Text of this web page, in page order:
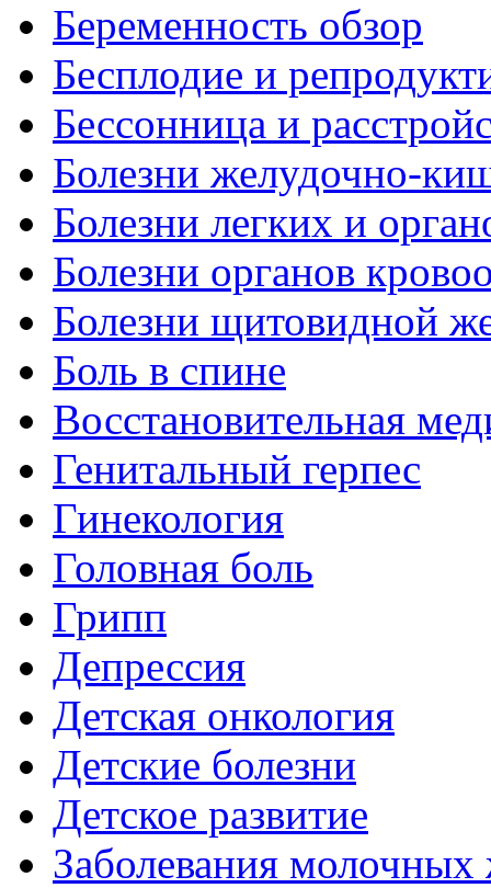
Беременность обзор
Бесплодие и
Бессонница и
Болезни желудочно-
Болезни легких и
Болезни органов
Болезни щитовидной
Боль в спине
Восстановительная
Генитальный герпес
Гинекология
Головная боль
Грипп
Депрессия
Детская онкология
Детские болезни
Детское развитие
Заболевания молочных